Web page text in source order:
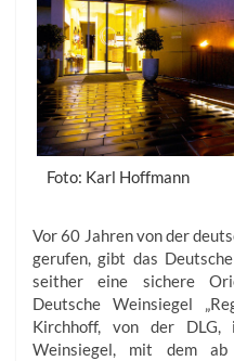
Foto: Karl Hoffmann
Vor 60 Jahren von der
gerufen, gibt das
seither eine sichere
Deutsche Weinsiegel
Kirchhoff, von der DLG,
Weinsiegel, mit dem